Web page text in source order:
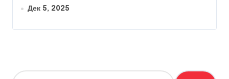
Дек 5, 2025
Н